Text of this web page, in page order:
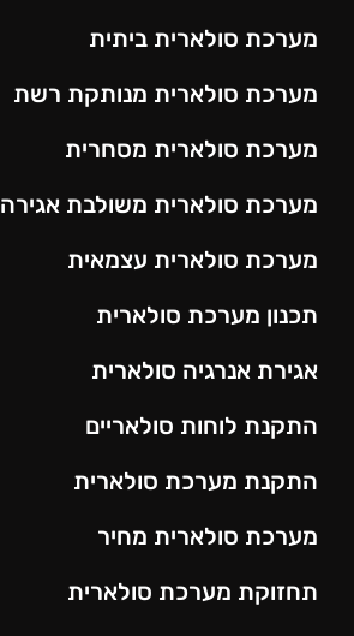
מערכת סולארית ביתית
מערכת סולארית מנותקת רשת
מערכת סולארית מסחרית
מערכת סולארית משולבת אגירה
מערכת סולארית עצמאית
תכנון מערכת סולארית
אגירת אנרגיה סולארית
התקנת לוחות סולאריים
התקנת מערכת סולארית
מערכת סולארית מחיר
תחזוקת מערכת סולארית